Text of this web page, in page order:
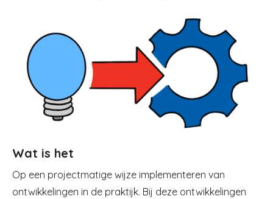
Wat is het
Op een projectmatige wijze implementeren van
ontwikkelingen in de praktijk. Bij deze ontwikkelingen